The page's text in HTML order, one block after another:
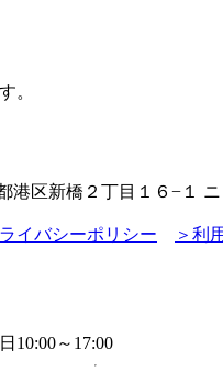
。
港区新橋２丁目１６−１
イバシーポリシー
＞利
10:00～17:00